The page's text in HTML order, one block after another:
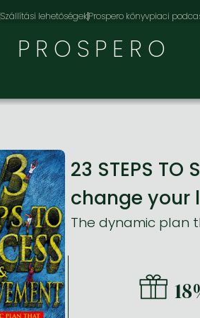
Szállítási lehetőségekProspero könyvpiaci
PROSPERO
23 STEPS
change your
The dynamic plan